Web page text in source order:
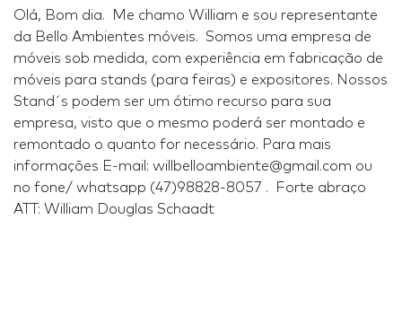
Olá, Bom dia. Me chamo William e sou representante
da Bello Ambientes móveis. Somos uma empresa de
móveis sob medida, com experiência em fabricação de
móveis para stands (para feiras) e expositores. Nossos
Stand´s podem ser um ótimo recurso para sua
empresa, visto que o mesmo poderá ser montado e
remontado o quanto for necessário. Para mais
informações E-mail: willbelloambiente@gmail.com ou
no fone/ whatsapp (47)98828-8057 . Forte abraço
ATT: William Douglas Schaadt